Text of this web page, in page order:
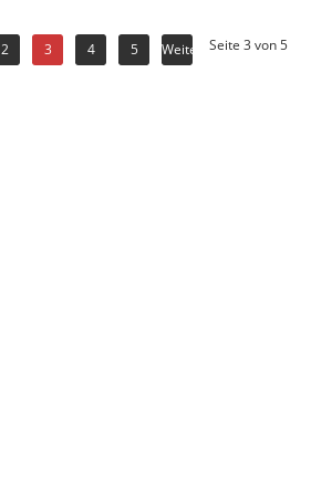
Seite 3 von 5
2 3 4 5
Weiter